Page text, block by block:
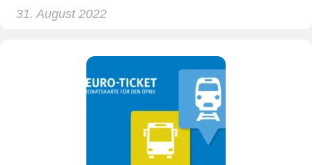
31. August 2022